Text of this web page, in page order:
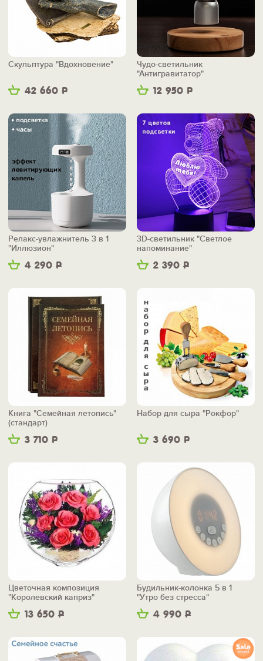
42 660 Р
Скульптура "Вдохновение"
12 950 Р
Чудо-светильник
"Антигравитатор"
4 290 Р
Релакс-увлажнитель 3 в 1
"Иллюзион"
2 390 Р
3D-светильник "Светлое
напоминание"
3 710 Р
Книга "Семейная летопись"
(стандарт)
3 690 Р
Набор для сыра "Рокфор"
13 650 Р
Цветочная композиция
"Королевский каприз"
4 990 Р
Будильник-колонка 5 в 1
"Утро без стресса"